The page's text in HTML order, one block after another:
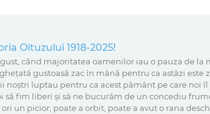
Oituzului 1918-2025!
când majoritatea oamenilor iau o pauza de la
gustoasă zac în mână pentru ca astăzi este
noștri luptau pentru ca acest pământ pe care noi
fim liberi și să ne bucurăm de un concediu
un picior, poate a orbit, poate a avut o rana